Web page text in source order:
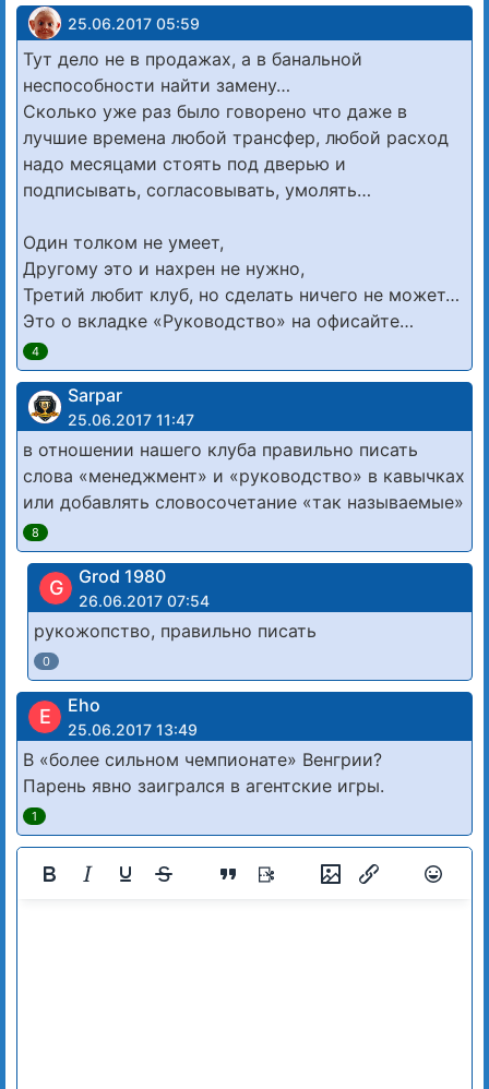
25.06.2017 05:59
Тут дело не в продажах, а в банальной
неспособности найти замену…
Сколько уже раз было говорено что даже в
лучшие времена любой трансфер, любой расход
надо месяцами стоять под дверью и
подписывать, согласовывать, умолять…
Один толком не умеет,
Другому это и нахрен не нужно,
Третий любит клуб, но сделать ничего не может…
Это о вкладке «Руководство» на офисайте…
4
Sarpar
25.06.2017 11:47
в отношении нашего клуба правильно писать
слова «менеджмент» и «руководство» в кавычках
или добавлять словосочетание «так называемые»
8
G Grod 1980
26.06.2017 07:54
рукожопство, правильно писать
0
E Eho
25.06.2017 13:49
В «более сильном чемпионате» Венгрии?
Парень явно заигрался в агентские игры.
1